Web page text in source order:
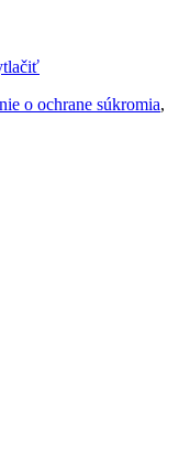
o ochrane súkromia,